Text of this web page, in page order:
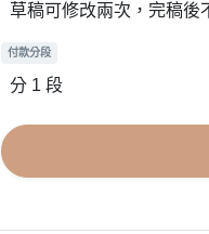
草稿可修改兩次，完稿後
付款分段
分 1 段